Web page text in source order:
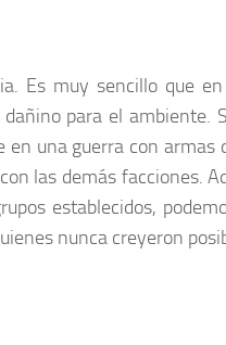
Es muy sencillo que
para el ambiente.
una guerra con armas
las demás facciones.
establecidos,
nunca creyeron